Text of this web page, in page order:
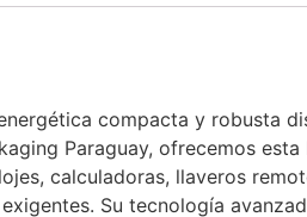
compacta y robusta
Paraguay, ofrecemos
calculadoras, llaveros
Su tecnología